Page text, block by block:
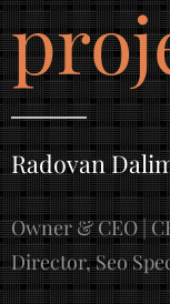
Radovan
Owner & CEO |
Director, Seo